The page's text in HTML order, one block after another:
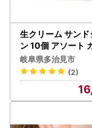
の7第2項の規定に
体として指定され
指定対象期間は、
です。
生クリーム サンド
ン 10個 アソート
物 多治見市 /
n シフォンケーキ
3]
岐阜県多治見市
(2)